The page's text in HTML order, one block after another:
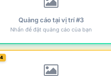
Quảng cáo tại vị trí #3
Nhấn để đặt quảng cáo của bạn